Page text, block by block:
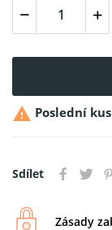
 Poslední
Sdílet
Zásady